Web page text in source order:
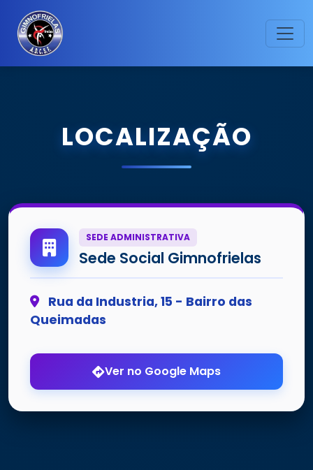
LOCALIZAÇÃO
SEDE ADMINISTRATIVA
Sede Social Gimnofrielas
Rua da Industria, 15 - Bairro das
Queimadas
Ver no Google Maps